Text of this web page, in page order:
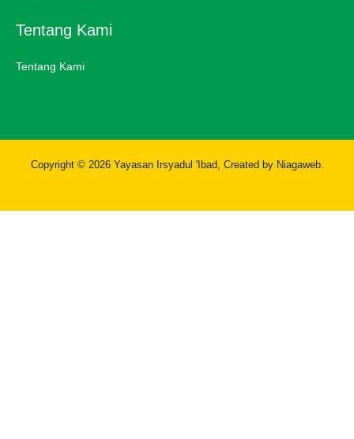
Tentang Kami
Tentang Kami
Copyright © 2026 Yayasan Irsyadul 'Ibad, Created by Niagaweb.